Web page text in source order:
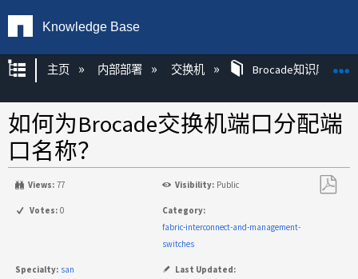
Knowledge Base
扩展/隐缩全局层次
主页 内部部署 交换机 Brocade知识库文章
如何为Brocade交换机端口分配端
口名称？
Views: 77 Visibility: Public
Votes: 0
Category:
fabric-interconnect-and-management-
switches
Specialty: san
Last Updated: